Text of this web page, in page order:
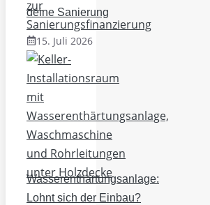
deine Sanierung
15. Juli 2026
Wasserenthärtungsanlage:
Lohnt sich der Einbau?